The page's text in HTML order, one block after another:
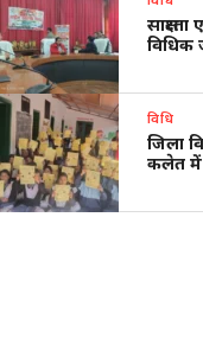
विधिक
विधि
जिला
कलेत में